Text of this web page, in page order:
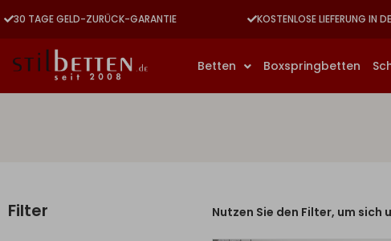
30 TAGE GELD-ZURÜCK-GARANTIE KOSTENLOSE LIEFERUNG IN DE
Betten Boxspringbetten
Filter Nutzen Sie den Filter, um